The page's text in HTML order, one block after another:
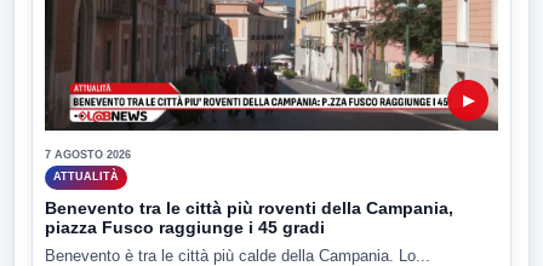
▶
7 AGOSTO 2026
ATTUALITÀ
Benevento tra le città più roventi della Campania,
piazza Fusco raggiunge i 45 gradi
Benevento è tra le città più calde della Campania. Lo...